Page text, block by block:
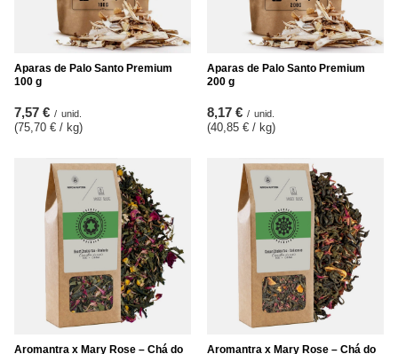
Aparas de Palo Santo Premium
100 g
7,57 € / unid.
(75,70 € / kg)
Aparas de Palo Santo Premium
200 g
8,17 € / unid.
(40,85 € / kg)
Aromantra x Mary Rose – Chá do
Aromantra x Mary Rose – Chá do